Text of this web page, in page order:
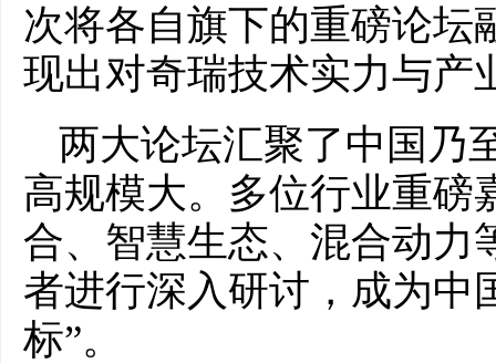
次将各自旗下的重磅论坛
现出对奇瑞技术实力与产
两大论坛汇聚了中国乃
高规模大。多位行业重磅
合、智慧生态、混合动力
者进行深入研讨，成为中
标”。